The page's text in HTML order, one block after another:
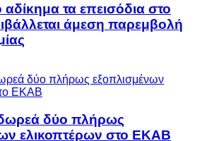
αδίκημα τα επεισόδια στο
άμεση παρεμβολή
δύο πλήρως
ελικοπτέρων στο ΕΚΑΒ